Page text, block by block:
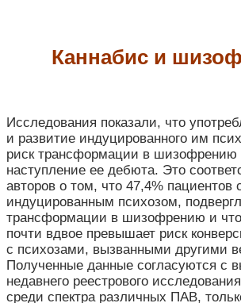
Каннабис и
Исследования показали, что
и развитие индуцированного им
риск трансформации в шизофрению
наступление ее дебюта. Это
авторов о том, что 47,4% пациентов
индуцированным психозом,
трансформации в шизофрению и что
почти вдвое превышает риск
с психозами, вызванными другими
Полученные данные согласуются с
недавнего реестрового
среди спектра различных ПАВ,